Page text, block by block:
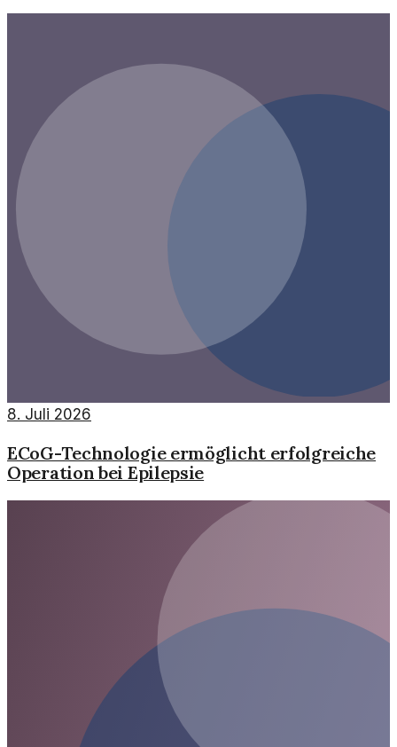
8. Juli 2026
ECoG-Technologie ermöglicht erfolgreiche
Operation bei Epilepsie